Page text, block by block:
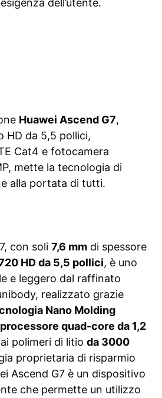
dell’utente.
Huawei Ascend G7,
HD da 5,5 pollici,
Cat4 e fotocamera
mette la tecnologia di
alla portata di tutti.
con soli 7,6 mm di spessore
HD da 5,5 pollici, è uno
e leggero dal raffinato
realizzato grazie
Nano Molding
processore quad-core da 1,2
ai polimeri di litio da 3000
proprietaria di risparmio
Ascend G7 è un dispositivo
che permette un utilizzo